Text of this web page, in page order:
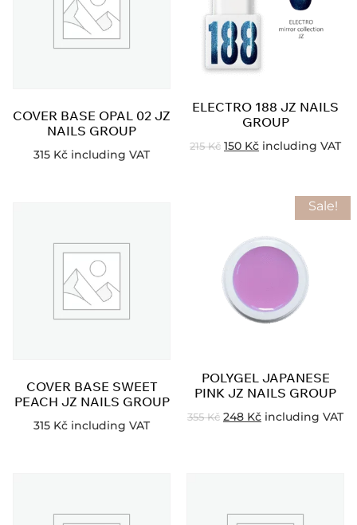
COVER BASE OPAL 02 JZ
NAILS GROUP
315 Kč including VAT
ELECTRO 188 JZ NAILS
GROUP
215Kč 150 Kč including VAT
COVER BASE SWEET
PEACH JZ NAILS GROUP
315 Kč including VAT
Sale!
POLYGEL JAPANESE
PINK JZ NAILS GROUP
355Kč 248 Kč including VAT